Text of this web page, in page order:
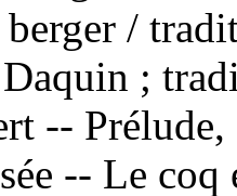
/
;
-- Prélude,
-- Le